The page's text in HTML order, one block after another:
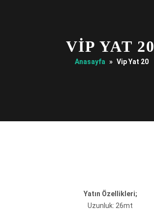
VIP YAT 20
Anasayfa » Vip Yat 20
Yatın Özellikleri;
Uzunluk: 26mt